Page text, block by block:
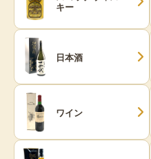
キー
日本酒
ワイン